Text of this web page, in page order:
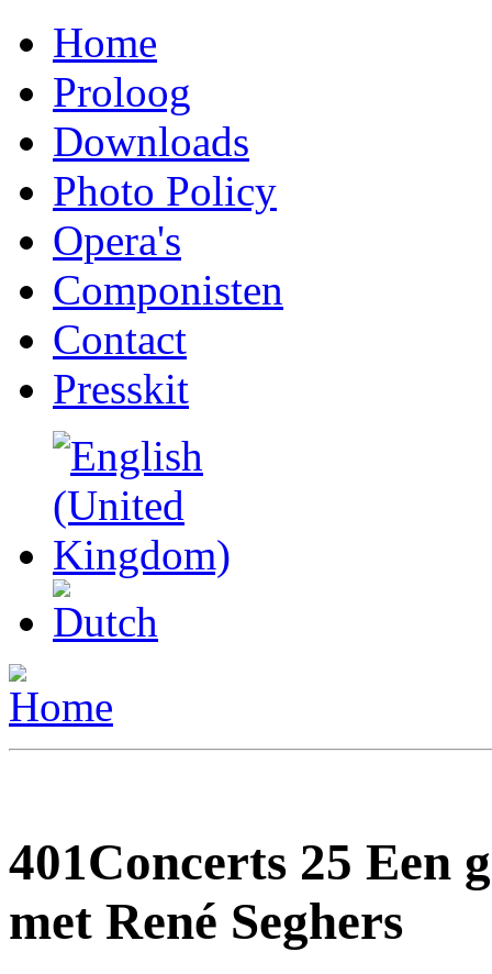
Home
Proloog
Downloads
Photo Policy
Opera's
Componisten
Contact
Presskit
401Concerts 25 Een
met René Seghers